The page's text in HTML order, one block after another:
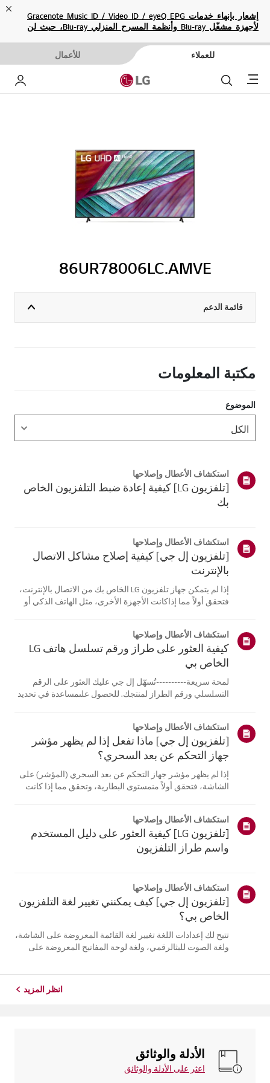
إشعار بإنهاء خدمات Gracenote Music ID / Video ID / eyeQ EPG
لأجهزة مشغّل Blu-ray وأنظمة المسرح المنزلي Blu-ray، حيث لن
للعملاء للأعمال
Menu بحث
86UR78006LC.AMVE
قائمة الدعم
مكتبة المعلومات
الموضوع
استكشاف الأعطال وإصلاحها
[تلفزيون LG] كيفية إعادة ضبط التلفزيون الخاص
بك
استكشاف الأعطال وإصلاحها
[تلفزيون إل جي] كيفية إصلاح مشاكل الاتصال
بالإنترنت
إذا لم يتمكن جهاز تلفزيون LG الخاص بك من الاتصال بالإنترنت،
فتحقق أولاً مما إذاكانت الأجهزة الأخرى، مثل الهاتف الذكي أو
تكمن في جها...
استكشاف الأعطال وإصلاحها
كيفية العثور على طراز ورقم تسلسل هاتف LG
الخاص بي
لمحة سريعة----------تُسهّل إل جي عليك العثور على الرقم
التسلسلي ورقم الطراز لمنتجك. للحصول علىمساعدة في تحديد
تختلف الصور أو ا...
استكشاف الأعطال وإصلاحها
[تلفزيون إل جي] ماذا تفعل إذا لم يظهر مؤشر
جهاز التحكم عن بعد السحري؟
إذا لم يظهر مؤشر جهاز التحكم عن بعد السحري (المؤشر) على
الشاشة، فتحقق أولاً منمستوى البطارية، وتحقق مما إذا كانت
التلفزيون. أعد تسج...
استكشاف الأعطال وإصلاحها
[تلفزيون LG] كيفية العثور على دليل المستخدم
واسم طراز التلفزيون
استكشاف الأعطال وإصلاحها
[تلفزيون إل جي] كيف يمكنني تغيير لغة التلفزيون
الخاص بي؟
تتيح لك إعدادات اللغة تغيير لغة القائمة المعروضة على الشاشة،
ولغة الصوت للبثالرقمي، ولغة لوحة المفاتيح المعروضة على
انظر المزيد
الأدلة والوثائق
اعثر على الأدلة والوثائق